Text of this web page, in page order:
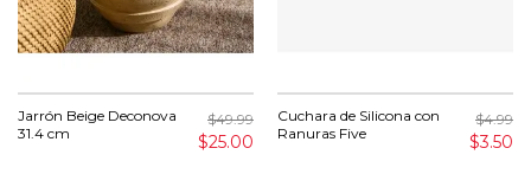
Jarrón Beige Deconova
31.4 cm
$49.99
$25.00
Cuchara de Silicona con
Ranuras Five
$4.99
$3.50